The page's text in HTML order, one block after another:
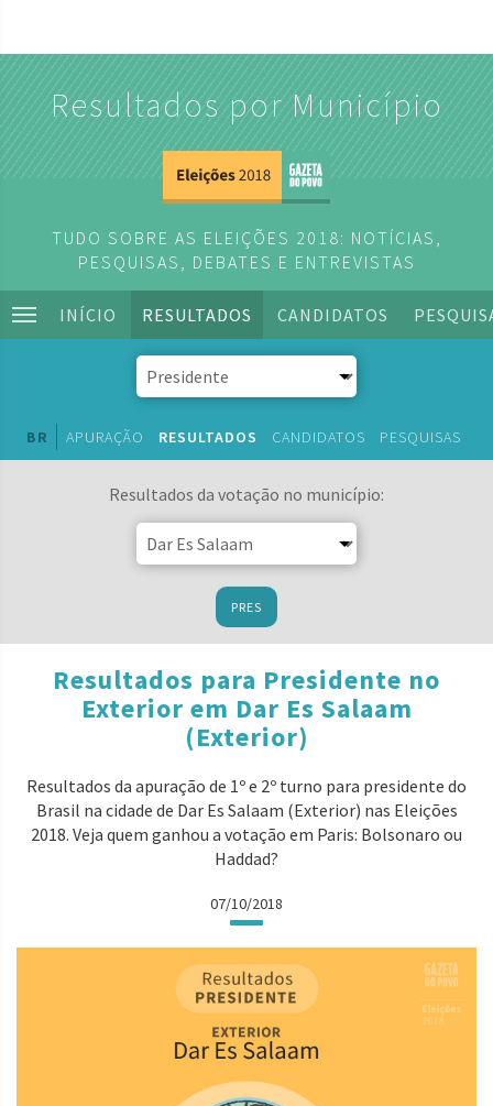
Resultados por Município
TUDO SOBRE AS ELEIÇÕES 2018: NOTÍCIAS,
PESQUISAS, DEBATES E ENTREVISTAS
INÍCIO RESULTADOS CANDIDATOS
BR APURAÇÃO RESULTADOS CANDIDATOS PESQUISAS
Resultados da votação no município:
PRES
Resultados para Presidente no
Exterior em Dar Es Salaam
(Exterior)
Resultados da apuração de 1º e 2º turno para presidente do
Brasil na cidade de Dar Es Salaam (Exterior) nas Eleições
2018. Veja quem ganhou a votação em Paris: Bolsonaro ou
Haddad?
07/10/2018